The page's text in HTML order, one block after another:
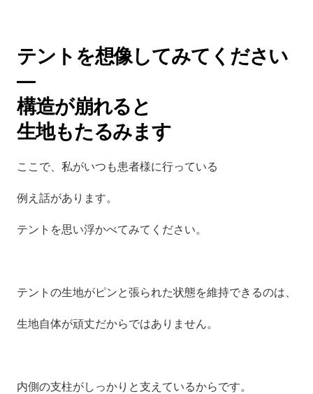
テントを想像してみてください
—
構造が崩れると
生地もたるみます
ここで、私がいつも患者様に行っている
例え話があります。
テントを思い浮かべてみてください。
テントの生地がピンと張られた状態を維持できるのは、
生地自体が頑丈だからではありません。
内側の支柱がしっかりと支えているからです。